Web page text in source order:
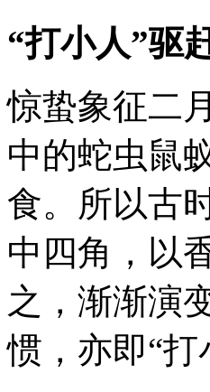
“打小人”驱
惊蛰象征二
中的蛇虫鼠
食。所以古
中四角，以
之，渐渐演
惯，亦即“